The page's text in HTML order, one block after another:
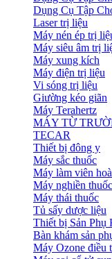
Dụng Cụ Tập
Laser trị liệu
Máy nén ép trị
Máy siêu âm trị
Máy xung kích
Máy điện trị liệu
Vi sóng trị liệu
Giường kéo giãn
Máy Terahertz
MÁY TỪ
TECAR
Thiết bị đông y
Máy sắc thuốc
Máy làm viên
Máy nghiền thuốc
Máy thái thuốc
Tủ sấy dược liệu
Thiết bị Sản Phụ
Bàn khám sản
Máy Ozone điều